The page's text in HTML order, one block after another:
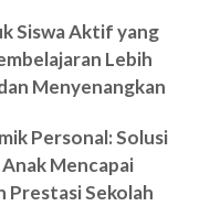
Siswa Aktif yang
Lebih
Menyenangkan
Personal: Solusi
Mencapai
Prestasi Sekolah